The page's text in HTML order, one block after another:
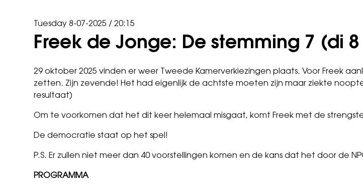
Tuesday 8-07-2025 /20:15
Freek de Jonge: De stemming 7 (di
29 oktober 2025 vinden er weer Tweede Kamerverkiezingen plaats. Voor Freek
zetten. Zijn zevende! Het had eigenlijk de achtste moeten zijn maar ziekte
resultaat)
Om te voorkomen dat het dit keer helemaal misgaat, komt Freek met de
De democratie staat op het spel!
P.S. Er zullen niet meer dan 40 voorstellingen komen en de kans dat het door de
PROGRAMMA